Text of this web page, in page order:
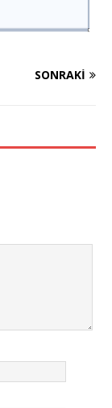
SONRAKI